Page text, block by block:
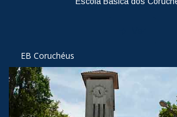
EB Coruchéus